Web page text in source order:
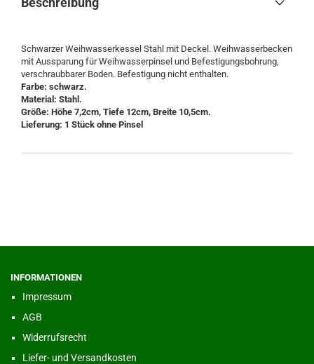
Schwarzer Weihwasserkessel Stahl mit Deckel. Weihwasserbecken
mit Aussparung für Weihwasserpinsel und Befestigungsbohrung,
verschraubbarer Boden. Befestigung nicht enthalten.
Farbe: schwarz.
Material: Stahl.
Größe: Höhe 7,2cm, Tiefe 12cm, Breite 10,5cm.
Lieferung: 1 Stück ohne Pinsel
INFORMATIONEN
Impressum
AGB
Widerrufsrecht
Liefer- und Versandkosten